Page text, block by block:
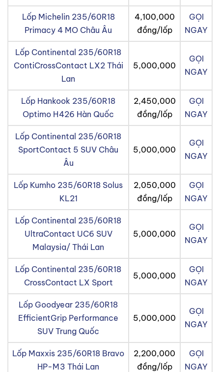
Lốp Michelin 235/60R18
Primacy 4 MO Châu Âu
4,100,000
đồng/lốp
GỌI
NGAY
Lốp Continental 235/60R18
ContiCrossContact LX2 Thái
Lan
5,000,000
GỌI
NGAY
Lốp Hankook 235/60R18
Optimo H426 Hàn Quốc
2,450,000
đồng/lốp
GỌI
NGAY
Lốp Continental 235/60R18
SportContact 5 SUV Châu
Âu
5,000,000
GỌI
NGAY
Lốp Kumho 235/60R18 Solus
KL21
2,050,000
đồng/lốp
GỌI
NGAY
Lốp Continental 235/60R18
UltraContact UC6 SUV
Malaysia/ Thái Lan
5,000,000
GỌI
NGAY
Lốp Continental 235/60R18
CrossContact LX Sport
5,000,000
GỌI
NGAY
Lốp Goodyear 235/60R18
EfficientGrip Performance
SUV Trung Quốc
5,000,000
GỌI
NGAY
Lốp Maxxis 235/60R18 Bravo
HP-M3 Thái Lan
2,200,000
đồng/lốp
GỌI
NGAY